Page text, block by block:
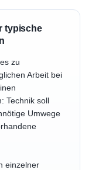
typische
zu
Arbeit bei
Technik soll
Umwege
einzelner